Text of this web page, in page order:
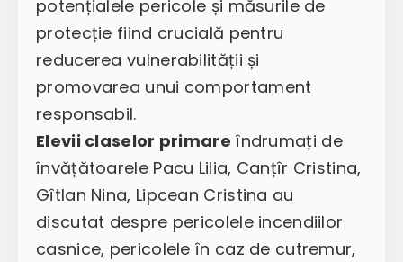
potențialele pericole și măsurile de
protecție fiind crucială pentru
reducerea vulnerabilității și
promovarea unui comportament
responsabil.
Elevii claselor primare îndrumați de
învățătoarele Pacu Lilia, Canțîr Cristina,
Gîtlan Nina, Lipcean Cristina au
discutat despre pericolele incendiilor
casnice, pericolele în caz de cutremur,